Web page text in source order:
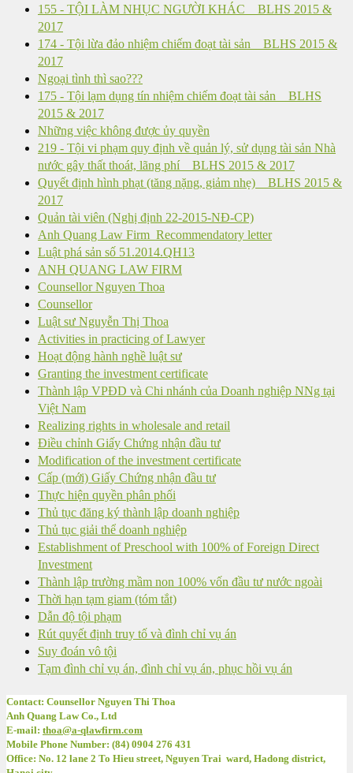
155 - TỘI LÀM NHỤC NGƯỜI KHÁC _ BLHS 2015 &
2017
174 - Tội lừa đảo nhiệm chiếm đoạt tài sản _ BLHS 2015 &
2017
Ngoại tình thì sao???
175 - Tội lạm dụng tín nhiệm chiếm đoạt tài sản _ BLHS
2015 & 2017
Những việc không được ủy quyền
219 - Tội vi phạm quy định về quản lý, sử dụng tài sản Nhà
nước gây thất thoát, lãng phí _ BLHS 2015 & 2017
Quyết định hình phạt (tăng nặng, giảm nhẹ) _ BLHS 2015 &
2017
Quản tài viên (Nghị định 22-2015-NĐ-CP)
Anh Quang Law Firm_Recommendatory letter
Luật phá sản số 51.2014.QH13
ANH QUANG LAW FIRM
Counsellor Nguyen Thoa
Counsellor
Luật sư Nguyễn Thị Thoa
Activities in practicing of Lawyer
Hoạt động hành nghề luật sư
Granting the investment certificate
Thành lập VPĐD và Chi nhánh của Doanh nghiệp NNg tại
Việt Nam
Realizing rights in wholesale and retail
Điều chỉnh Giấy Chứng nhận đầu tư
Modification of the investment certificate
Cấp (mới) Giấy Chứng nhận đầu tư
Thực hiện quyền phân phối
Thủ tục đăng ký thành lập doanh nghiệp
Thủ tục giải thể doanh nghiệp
Establishment of Preschool with 100% of Foreign Direct
Investment
Thành lập trường mầm non 100% vốn đầu tư nước ngoài
Thời hạn tạm giam (tóm tắt)
Dẫn độ tội phạm
Rút quyết định truy tố và đình chỉ vụ án
Suy đoán vô tội
Tạm đình chỉ vụ án, đình chỉ vụ án, phục hồi vụ án
Contact: Counsellor Nguyen Thi Thoa
Anh Quang Law Co., Ltd
E-mail: thoa@a-qlawfirm.com
Mobile Phone Number: (84) 0904 276 431
Office: No. 12 lane 2 To Hieu street, Nguyen Trai ward, Hadong district,